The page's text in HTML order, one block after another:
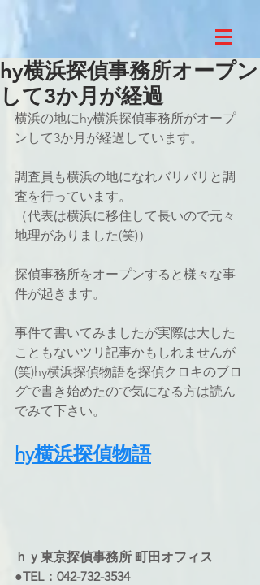
hy横浜探偵事務所オープン
して3か月が経過
横浜の地にhy横浜探偵事務所がオープ
ンして3か月が経過しています。
調査員も横浜の地になれバリバリと調
査を行っています。
（代表は横浜に移住して長いので元々
地理がありました(笑)）
探偵事務所をオープンすると様々な事
件が起きます。
事件て書いてみましたが実際は大した
こともないツリ記事かもしれませんが
(笑)hy横浜探偵物語を探偵クロキのブロ
グで書き始めたので気になる方は読ん
でみて下さい。
hy横浜探偵物語
ｈｙ東京探偵事務所 町田オフィス
●TEL：042-732-3534